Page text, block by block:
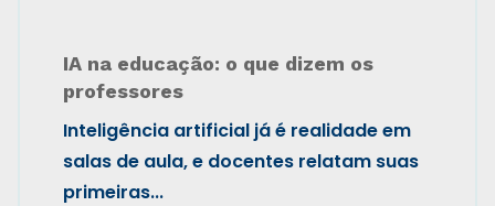
IA na educação: o que dizem os
professores
Inteligência artificial já é realidade em
salas de aula, e docentes relatam suas
primeiras...